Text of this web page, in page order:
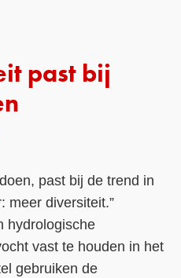
past bij
past bij de trend in
meer diversiteit.”
hydrologische
vast te houden in het
gebruiken de